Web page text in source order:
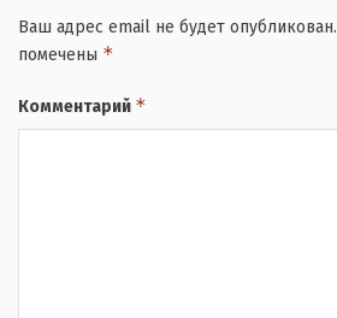
Ваш адрес email не будет опубликован.
помечены *
Комментарий *